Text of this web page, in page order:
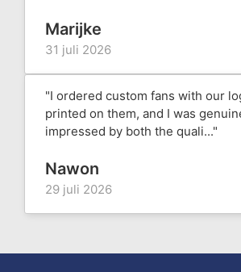
Marijke
31 juli 2026
"I ordered custom fans with our
printed on them, and I was
impressed by both the quali..."
Nawon
29 juli 2026